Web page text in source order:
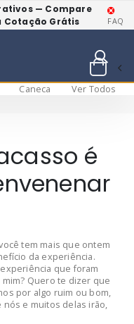
— Compare
Cotação Grátis
FAQ
Caneca
Ver Todos
é
tem mais que ontem
da experiência.
que foram
Quero te dizer que
por algo ruim ou bom,
e muitos delas irão,